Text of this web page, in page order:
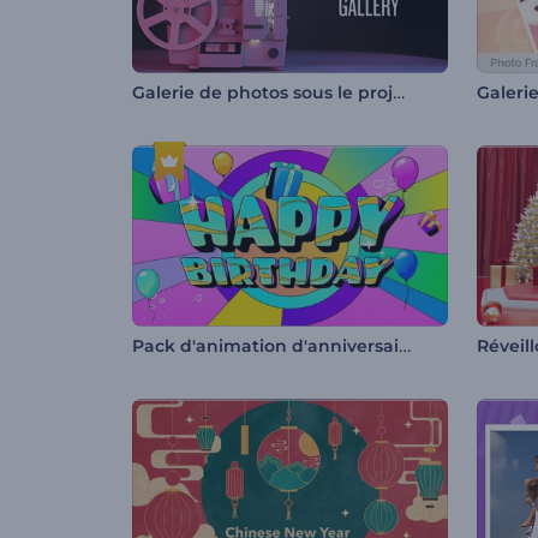
Galerie de photos sous le projecteur vintage
Pack d'animation d'anniversaire coloré